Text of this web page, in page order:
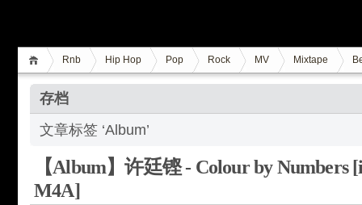
Rnb Hip Hop Pop Rock MV Mixtape
存档
文章标签 ‘Album’
【Album】许廷铿 - Colour by Numbers
M4A]